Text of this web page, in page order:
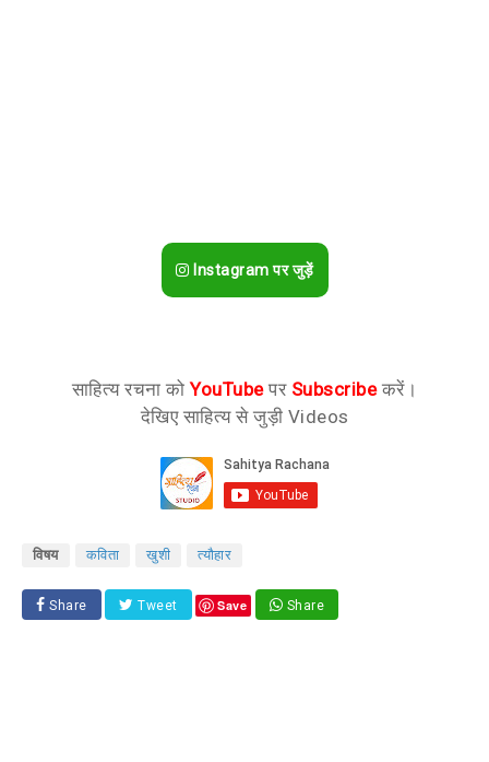
Instagram पर जुड़ें
साहित्य रचना कोYouTubeपर Subscribeकरें।
देखिए साहित्य से जुड़ी Videos
विषय कविता खुशी त्यौहार
Share Tweet Save Share